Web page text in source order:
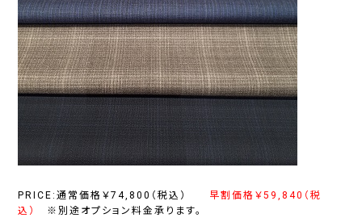
PRICE:通常価格￥74,800（税込） 早割価格￥59,840（税
込）
※別途オプション料金承ります。